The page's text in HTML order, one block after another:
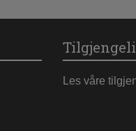
Les våre